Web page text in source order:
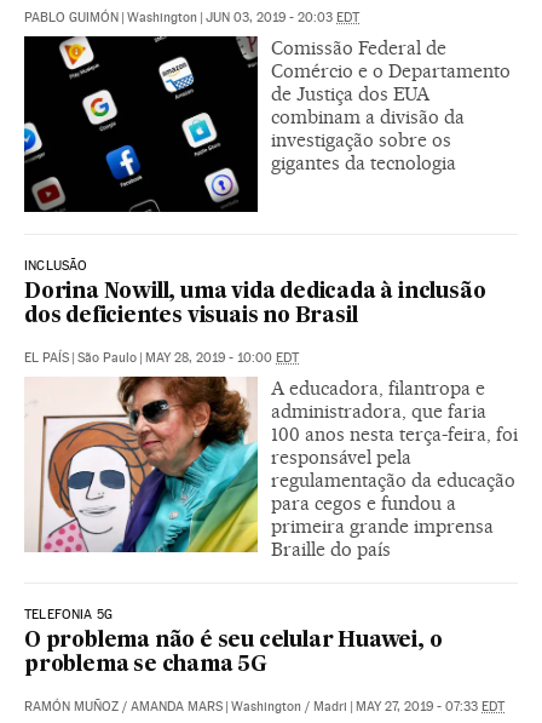
PABLO GUIMÓN | Washington | JUN 03, 2019 - 20:03 EDT
Comissão Federal de
Comércio e o Departamento
de Justiça dos EUA
combinam a divisão da
investigação sobre os
gigantes da tecnologia
INCLUSÃO
Dorina Nowill, uma vida dedicada à inclusão
dos deficientes visuais no Brasil
EL PAÍS | São Paulo | MAY 28, 2019 - 10:00 EDT
A educadora, filantropa e
administradora, que faria
100 anos nesta terça-feira, foi
responsável pela
regulamentação da educação
para cegos e fundou a
primeira grande imprensa
Braille do país
TELEFONIA 5G
O problema não é seu celular Huawei, o
problema se chama 5G
RAMÓN MUÑOZ / AMANDA MARS | Washington / Madri | MAY 27, 2019 - 07:33 EDT